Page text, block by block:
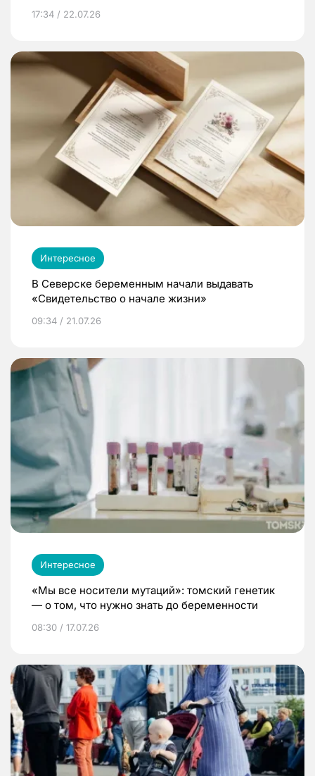
17:34 / 22.07.26
Интересное
В Северске беременным начали выдавать
«Свидетельство о начале жизни»
09:34 / 21.07.26
Интересное
«Мы все носители мутаций»: томский генетик
— о том, что нужно знать до беременности
08:30 / 17.07.26